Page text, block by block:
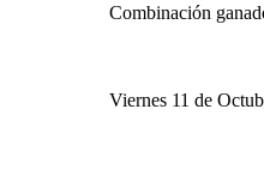
Combinación
Viernes 11 de